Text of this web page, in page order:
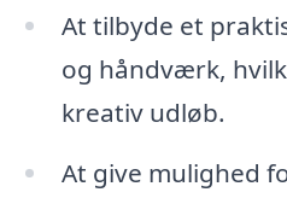
At tilbyde et
og håndværk,
kreativ udløb.
At give mulighed